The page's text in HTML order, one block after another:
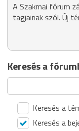
A Szakmai fórum
tagjainak szól. Új
Keresés a
Keresés a
Keresés a